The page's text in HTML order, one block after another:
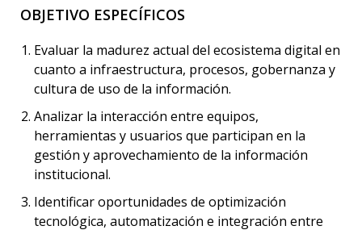
OBJETIVO ESPECÍFICOS
Evaluar la madurez actual del ecosistema digital en
cuanto a infraestructura, procesos, gobernanza y
cultura de uso de la información.
Analizar la interacción entre equipos,
herramientas y usuarios que participan en la
gestión y aprovechamiento de la información
institucional.
Identificar oportunidades de optimización
tecnológica, automatización e integración entre